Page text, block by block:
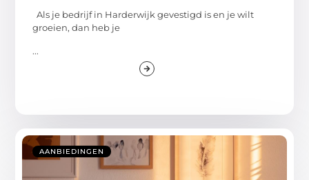
Als je bedrijf in Harderwijk gevestigd is en je wilt
groeien, dan heb je
...
AANBIEDINGEN